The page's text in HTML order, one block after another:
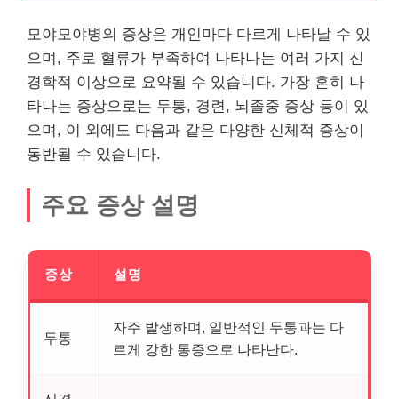
모야모야병의 증상은 개인 마다 다르게 나타날 수 있
으며, 주로 혈류가 부족하여 나타나는 여러 가지 신
경학적 이상으로 요약될 수 있습니다. 가장 흔히 나
타나는 증상으로는 두통, 경련, 뇌졸중 증상 등이 있
으며, 이 외에도 다음과 같은 다양한 신체적 증상이
동반될 수 있습니다.
주요 증상 설명
증상 설명
두통
자주 발생하며, 일반적인 두통과는 다
르게 강한 통증으로 나타난다.